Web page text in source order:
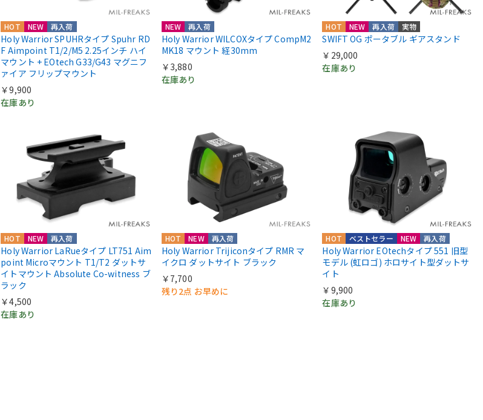
HOT NEW 再入荷
Holy Warrior SPUHRタイプ Spuhr RD
F Aimpoint T1/2/M5 2.25インチ ハイ
マウント + EOtech G33/G43 マグニフ
ァイア フリップマウント
￥9,900
在庫あり
NEW 再入荷
Holy Warrior WILCOXタイプ CompM2
MK18 マウント 経30mm
￥3,880
在庫あり
HOT NEW 再入荷 実物
SWIFT OG ポータブル ギアスタンド
￥29,000
在庫あり
HOT NEW 再入荷
Holy Warrior LaRueタイプ LT751 Aim
point Microマウント T1/T2 ダットサ
イトマウント Absolute Co-witness ブ
ラック
￥4,500
在庫あり
HOT NEW 再入荷
Holy Warrior Trijiconタイプ RMR マ
イクロ ダットサイト ブラック
￥7,700
残り2点 お早めに
HOT NEW 再入荷
ベストセラー
Holy Warrior EOtechタイプ 551 旧型
モデル (虹ロゴ) ホロサイト型ダットサ
イト
￥9,900
在庫あり